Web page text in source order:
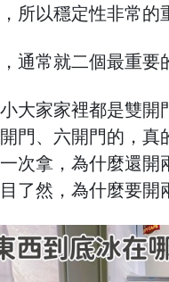
所以穩定性非常的
通常就二個最重要
大家家裡都是雙
門、六開門的，
次拿，為什麼還開
了然，為什麼要開